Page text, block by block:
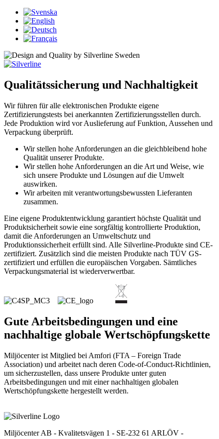
Qualitätssicherung und Nachhaltigkeit
Wir führen für alle elektronischen Produkte eigene
Zertifizierungstests bei anerkannten Zertifizierungsstellen durch.
Jede Produktion wird vor Auslieferung auf Funktion, Aussehen und
Verpackung überprüft.
Wir stellen hohe Anforderungen an die gleichbleibend hohe
Qualität unserer Produkte.
Wir stellen hohe Anforderungen an die Art und Weise, wie
sich unsere Produkte und Lösungen auf die Umwelt
auswirken.
Wir arbeiten mit verantwortungsbewussten Lieferanten
zusammen.
Eine eigene Produktentwicklung garantiert höchste Qualität und
Produktsicherheit sowie eine sorgfältig kontrollierte Produktion,
damit die Anforderungen an Umweltschutz und
Produktionssicherheit erfüllt sind. Alle Silverline-Produkte sind CE-
zertifiziert. Zusätzlich sind die meisten Produkte nach TÜV GS-
zertifiziert und erfüllen die europäischen Vorgaben. Sämtliches
Verpackungsmaterial ist wiederverwertbar.
Gute Arbeitsbedingungen und eine
nachhaltige globale Wertschöpfungskette
Miljöcenter ist Mitglied bei Amfori (FTA – Foreign Trade
Association) und arbeitet nach deren Code-of-Conduct-Richtlinien,
um sicherzustellen, dass unsere Produkte unter guten
Arbeitsbedingungen und mit einer nachhaltigen globalen
Wertschöpfungskette hergestellt werden.
Miljöcenter AB - Kvalitetsvägen 1 - SE-232 61 ARLÖV -